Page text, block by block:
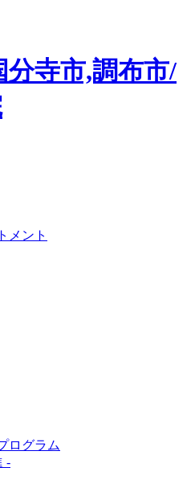
分寺市,調布市/
メント
ログラム
-